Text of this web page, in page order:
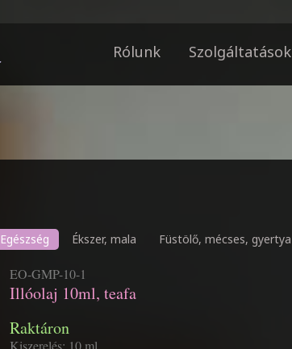
Rólunk Szolgáltatások
Egészség Ékszer, mala Füstölő, mécses, gyertya
EO-GMP-10-1
Illóolaj 10ml, teafa
Raktáron
Kiszerelés: 10 ml